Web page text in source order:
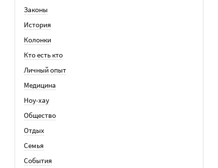
Законы
История
Колонки
Кто есть кто
Личный опыт
Медицина
Ноу-хау
Общество
Отдых
Семья
События